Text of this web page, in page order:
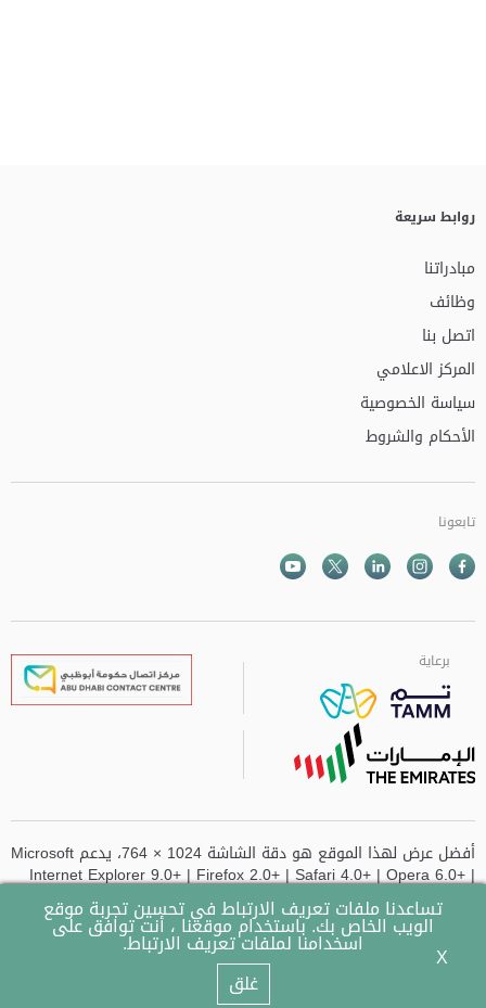
روابط سريعة
مبادراتنا
وظائف
اتصل بنا
المركز الاعلامي
سياسة الخصوصية
الأحكام والشروط
تابعونا
Facebook
Instagramالذهاب الى تم
Twitter
Youtube
برعاية
برعاية
برعاية
برعاية
أفضل عرض لهذا الموقع هو دقة الشاشة 1024 × 764، يدعم Microsoft
Internet Explorer 9.0+ | Firefox 2.0+ | Safari 4.0+ | Opera 6.0+ |
Chrome
تم تحديث الموقع آخر مرة في- 14-07-2026 وقت 10:49 AM
X
تساعدنا ملفات تعريف الارتباط في تحسين تجربة موقع
الويب الخاص بك. باستخدام موقعنا ، أنت توافق على
اسخدامنا لملفات تعريف الارتباط.
غلق